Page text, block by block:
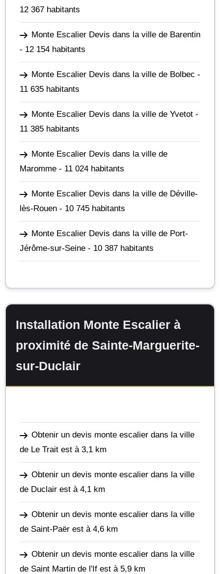
12 367 habitants
Monte Escalier Devis dans la ville de Barentin
- 12 154 habitants
Monte Escalier Devis dans la ville de Bolbec -
11 635 habitants
Monte Escalier Devis dans la ville de Yvetot -
11 385 habitants
Monte Escalier Devis dans la ville de
Maromme - 11 024 habitants
Monte Escalier Devis dans la ville de Déville-
lès-Rouen - 10 745 habitants
Monte Escalier Devis dans la ville de Port-
Jérôme-sur-Seine - 10 387 habitants
Installation Monte Escalier à
proximité de Sainte-Marguerite-
sur-Duclair
Obtenir un devis monte escalier dans la ville
de Le Trait est à 3,1 km
Obtenir un devis monte escalier dans la ville
de Duclair est à 4,1 km
Obtenir un devis monte escalier dans la ville
de Saint-Paër est à 4,6 km
Obtenir un devis monte escalier dans la ville
de Saint Martin de l'If est à 5,9 km